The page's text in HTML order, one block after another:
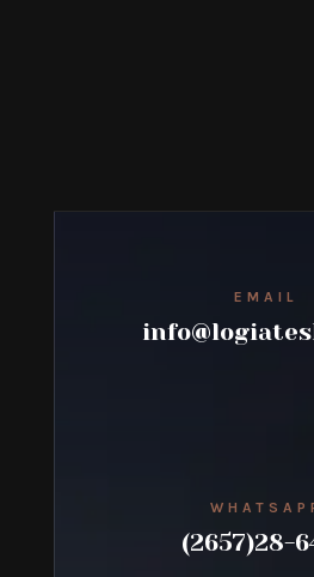
EMAIL
(2657)28-